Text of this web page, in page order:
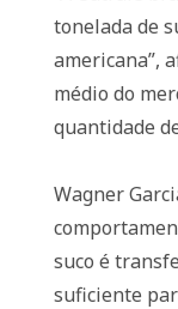
tonelada de
americana”,
médio do
quantidade
Wagner
suco é
suficiente